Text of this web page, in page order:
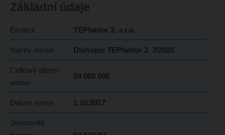
Základní údaje
Emitent TEPfaktor 2. s.r.o.
Název emise Dluhopis TEPfaktor 2. 7/2020
Celkový objem
emise
24 000 000
Datum emise 1.10.2017
Jmenovitá